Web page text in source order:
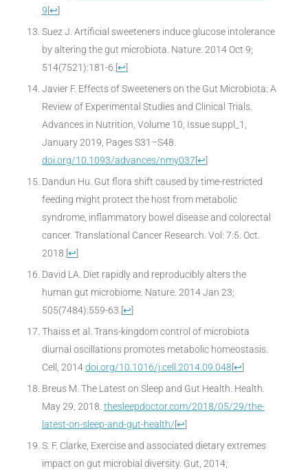
9[↩]
Suez J. Artificial sweeteners induce glucose intolerance
by altering the gut microbiota. Nature. 2014 Oct 9;
514(7521):181-6.[↩]
Javier F. Effects of Sweeteners on the Gut Microbiota: A
Review of Experimental Studies and Clinical Trials.
Advances in Nutrition, Volume 10, Issue suppl_1,
January 2019, Pages S31–S48.
doi.org/10.1093/advances/nmy037[↩]
Dandun Hu. Gut flora shift caused by time-restricted
feeding might protect the host from metabolic
syndrome, inflammatory bowel disease and colorectal
cancer. Translational Cancer Research. Vol: 7:5. Oct.
2018.[↩]
David LA. Diet rapidly and reproducibly alters the
human gut microbiome. Nature. 2014 Jan 23;
505(7484):559-63.[↩]
Thaiss et al. Trans-kingdom control of microbiota
diurnal oscillations promotes metabolic homeostasis.
Cell, 2014doi.org/10.1016/j.cell.2014.09.048[↩]
Breus M. The Latest on Sleep and Gut Health. Health.
May 29, 2018. thesleepdoctor.com/2018/05/29/the-
latest-on-sleep-and-gut-health/[↩]
S. F. Clarke, Exercise and associated dietary extremes
impact on gut microbial diversity. Gut, 2014;